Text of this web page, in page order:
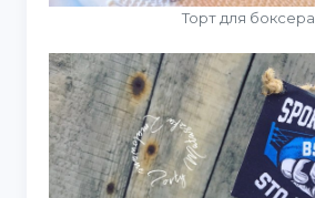
Торт для боксера